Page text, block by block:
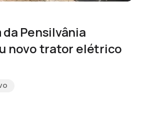
da Pensilvânia
novo trator elétrico